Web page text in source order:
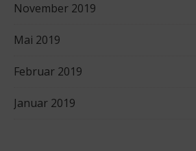
November 2019
Mai 2019
Februar 2019
Januar 2019